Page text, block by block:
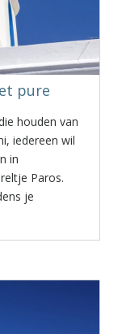
pure
houden van
iedereen wil
in
Paros.
je